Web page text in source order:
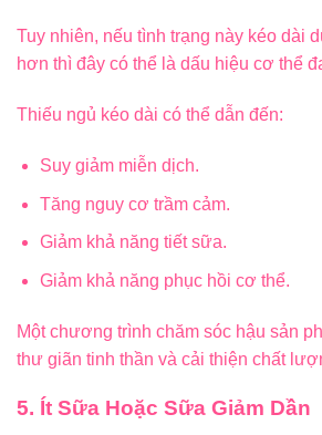
Tuy nhiên, nếu tình trạng này kéo dài
hơn thì đây có thể là dấu hiệu cơ thể
Thiếu ngủ kéo dài có thể dẫn đến:
Suy giảm miễn dịch.
Tăng nguy cơ trầm cảm.
Giảm khả năng tiết sữa.
Giảm khả năng phục hồi cơ thể.
Một chương trình chăm sóc hậu sản
thư giãn tinh thần và cải thiện chất
5. Ít Sữa Hoặc Sữa Giảm Dần